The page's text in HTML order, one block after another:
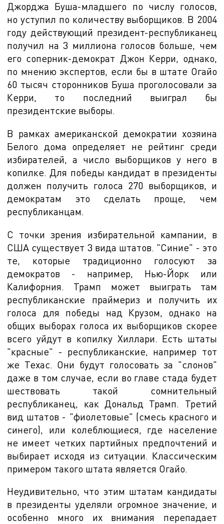
Джорджа Буша-младшего по числу голосов,
но уступил по количеству выборщиков. В 2004
году действующий президент-республиканец
получил на 3 миллиона голосов больше, чем
его соперник-демократ Джон Керри, однако,
по мнению экспертов, если бы в штате Огайо
60 тысяч сторонников Буша проголосовали за
Керри, то последний выиграл бы
президентские выборы.
В рамках американской демократии хозяина
Белого дома определяет не рейтинг среди
избирателей, а число выборщиков у него в
копилке. Для победы кандидат в президенты
должен получить голоса 270 выборщиков, и
демократам это сделать проще, чем
республиканцам.
С точки зрения избирательной кампании, в
США существует 3 вида штатов. "Синие" - это
те, которые традиционно голосуют за
демократов - например, Нью-Йорк или
Калифорния. Трамп может выиграть там
республиканские праймериз и получить их
голоса для победы над Крузом, однако на
общих выборах голоса их выборщиков скорее
всего уйдут в копилку Хиллари. Есть штаты
"красные" - республиканские, например тот
же Техас. Они будут голосовать за "слонов"
даже в том случае, если во главе стада будет
шествовать такой сомнительный
республиканец, как Дональд Трамп. Третий
вид штатов - "фиолетовые" (смесь красного и
синего), или колеблющиеся, где население
не имеет четких партийных предпочтений и
выбирает исходя из ситуации. Классическим
примером такого штата является Огайо.
Неудивительно, что этим штатам кандидаты
в президенты уделяли огромное значение, и
особенно много их внимания перепадает